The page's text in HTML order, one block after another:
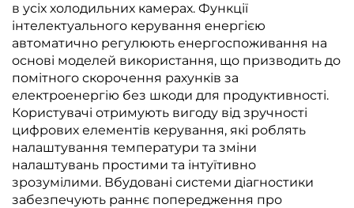
в усіх холодильних камерах. Функції
інтелектуального керування енергією
автоматично регулюють енергоспоживання на
основі моделей використання, що призводить до
помітного скорочення рахунків за
електроенергію без шкоди для продуктивності.
Користувачі отримують вигоду від зручності
цифрових елементів керування, які роблять
налаштування температури та зміни
налаштувань простими та інтуїтивно
зрозумілими. Вбудовані системи діагностики
забезпечують раннє попередження про